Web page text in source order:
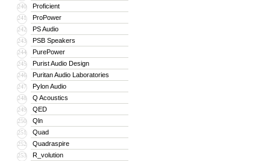
240 Proficient
241 ProPower
242 PS Audio
243 PSB Speakers
244 PurePower
245 Purist Audio Design
246 Puritan Audio Laboratories
247 Pylon Audio
248 Q Acoustics
249 QED
250 Qln
251 Quad
252 Quadraspire
253 R_volution